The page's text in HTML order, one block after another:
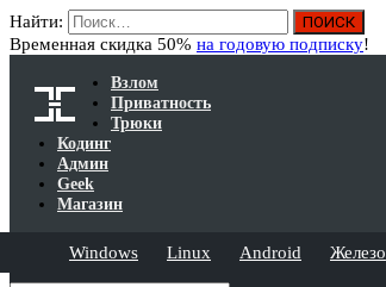
Найти:
Временная скидка 50% на годовую подписку!
Взлом
Приватность
Трюки
Кодинг
Админ
Geek
Магазин
Windows Linux Android Железо